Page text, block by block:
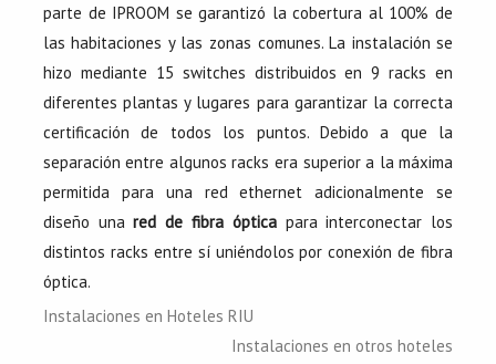
parte de IPROOM se garantizó la cobertura al 100% de
las habitaciones y las zonas comunes. La instalación se
hizo mediante 15 switches distribuidos en 9 racks en
diferentes plantas y lugares para garantizar la correcta
certificación de todos los puntos. Debido a que la
separación entre algunos racks era superior a la máxima
permitida para una red ethernet adicionalmente se
diseño unared de fibra ópticapara interconectar los
distintos racks entre sí uniéndolos por conexión de fibra
óptica.
Instalaciones en Hoteles RIU
Instalaciones en otros hoteles